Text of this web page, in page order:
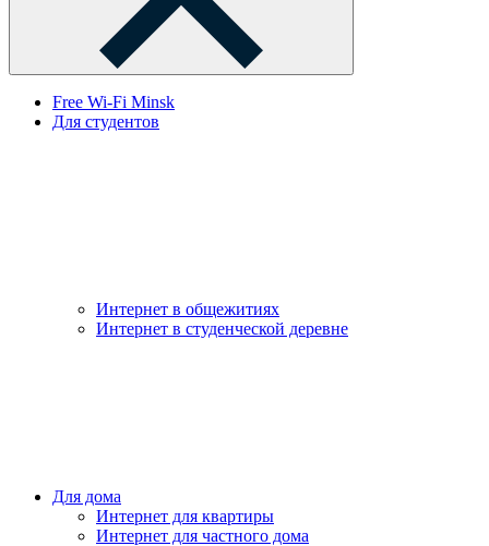
Free Wi-Fi Minsk
Для студентов
Интернет в общежитиях
Интернет в студенческой деревне
Для дома
Интернет для квартиры
Интернет для частного дома